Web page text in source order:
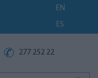
EN
ES
277 252 22